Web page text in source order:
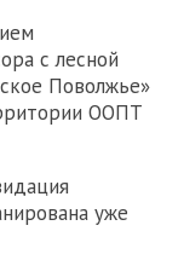
с лесной
Поволжье»
ООПТ
уже